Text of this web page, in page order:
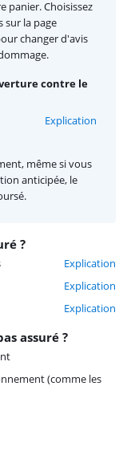
?
Explication
Explication
Explication
assuré ?
(comme les
panier. Choisissez
sur la page
changer d'avis
contre le
Explication
même si vous
anticipée, le